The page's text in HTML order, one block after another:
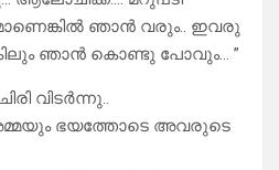
ഞാൻ വരും.. ഇവരു
ഞാൻ കൊണ്ടു പോവും… ”
വിടർന്നു..
ഭയത്തോടെ അവരുടെ